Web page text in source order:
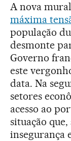
A nova
máxima
população
desmonte
Governo
este
data. Na
setores
acesso ao
situação que,
insegurança